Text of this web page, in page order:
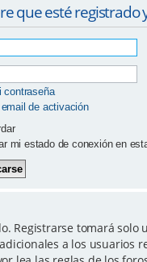
que esté registrado
contraseña
de activación
mi estado de conexión en
Registrarse tomará
a los